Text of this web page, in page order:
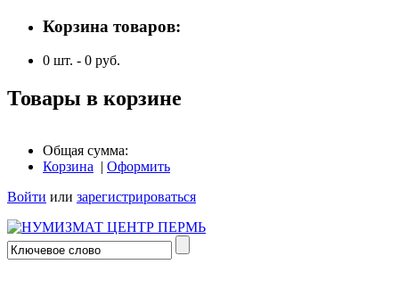
Корзина товаров:
0 шт. - 0 руб.
Товары в корзине
Общая сумма:
Корзина | Оформить
Войти или зарегистрироваться